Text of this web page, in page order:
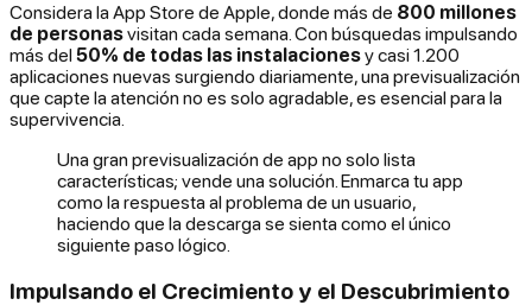
Considera la App Store de Apple, donde más de 800 millones
de personasvisitan cada semana . Con búsquedas impulsando
más del50% de todas las instalacionesy casi 1.200
aplicaciones nuevas surgiendo diariamente, una previsualización
que capte la atención no es solo agradable, es esencial para la
supervivencia.
Una gran previsualización de app no solo lista
características; vende una solución. Enmarca tu app
como la respuesta al problema de un usuario,
haciendo que la descarga se sienta como el único
siguiente paso lógico.
Impulsando el Crecimiento y el Descubrimiento